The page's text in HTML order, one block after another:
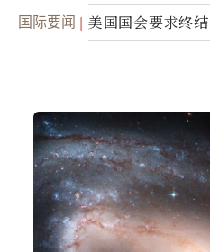
面入侵的可能性
国际要闻 美国国会要求终